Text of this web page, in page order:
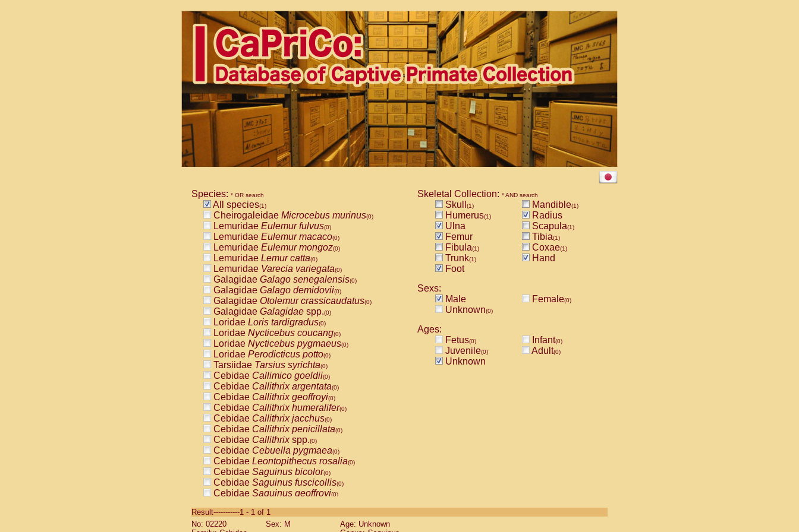
Species: * OR search
All species(1)
Cheirogaleidae Microcebus murinus(0)
Lemuridae Eulemur fulvus(0)
Lemuridae Eulemur macaco(0)
Lemuridae Eulemur mongoz(0)
Lemuridae Lemur catta(0)
Lemuridae Varecia variegata(0)
Galagidae Galago senegalensis(0)
Galagidae Galago demidovii(0)
Galagidae Otolemur crassicaudatus(0)
Galagidae Galagidae spp.(0)
Loridae Loris tardigradus(0)
Loridae Nycticebus coucang(0)
Loridae Nycticebus pygmaeus(0)
Loridae Perodicticus potto(0)
Tarsiidae Tarsius syrichta(0)
Cebidae Callimico goeldii(0)
Cebidae Callithrix argentata(0)
Cebidae Callithrix geoffroyi(0)
Cebidae Callithrix humeralifer(0)
Cebidae Callithrix jacchus(0)
Cebidae Callithrix penicillata(0)
Cebidae Callithrixspp.(0)
Cebidae Cebuella pygmaea(0)
Cebidae Leontopithecus rosalia(0)
Cebidae Saguinus bicolor(0)
Cebidae Saguinus fuscicollis(0)
Cebidae Saguinus geoffroyi(0)
CebidaeSaguinus labiatus(0)
Cebidae Saguinus leucopus (0)
Skeletal Collection: * AND search
Skull (1) Mandible(1)
Humerus(1)
Radius
Ulna
Scapula(1)
Femur Tibia(1)
Fibula(1) Coxae(1)
Trunk(1)
Hand
Foot
Sexs:
Male
Female(0)
Unknown(0)
Ages:
Fetus(0) Infant(0)
Juvenile(0) Adult(0)
Unknown
Result-----------1 - 1 of 1
No: 02220
Sex: M
Age: Unknown